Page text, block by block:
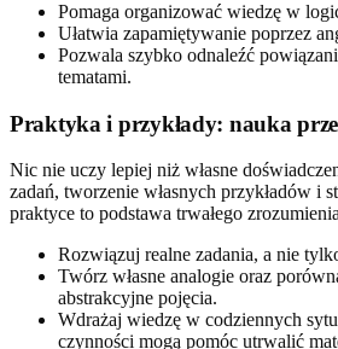
Pomaga organizować wiedzę w
Ułatwia zapamiętywanie poprzez
Pozwala szybko odnaleźć
tematami.
Praktyka i przykłady: nauka
Nic nie uczy lepiej niż własne
zadań, tworzenie własnych przykładów i
praktyce to podstawa trwałego
Rozwiązuj realne zadania, a nie
Twórz własne analogie oraz
abstrakcyjne pojęcia.
Wdrażaj wiedzę w codziennych
czynności mogą pomóc utrwalić